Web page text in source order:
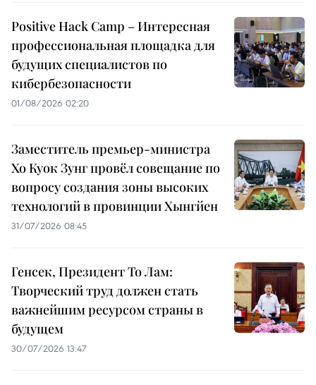
Positive Hack Camp – Интересная
профессиональная площадка для
будущих специалистов по
кибербезопасности
01/08/2026 02:20
Заместитель премьер-министра
Хо Куок Зунг провёл совещание по
вопросу создания зоны высоких
технологий в провинции Хынгйен
31/07/2026 08:45
Генсек, Президент То Лам:
Творческий труд должен стать
важнейшим ресурсом страны в
будущем
30/07/2026 13:47